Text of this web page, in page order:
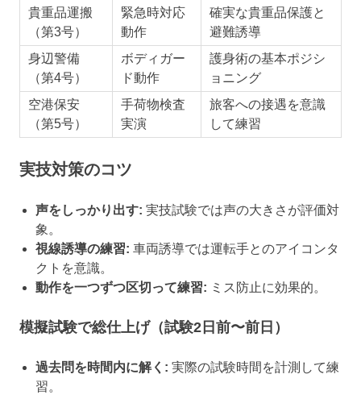
貴重品運搬
（第3号）
緊急時対応
動作
確実な貴重品保護と
避難誘導
身辺警備
（第4号）
ボディガー
ド動作
護身術の基本ポジシ
ョニング
空港保安
（第5号）
手荷物検査
実演
旅客への接遇を意識
して練習
実技対策のコツ
声をしっかり出す: 実技試験では声の大きさが評価対
象。
視線誘導の練習: 車両誘導では運転手とのアイコンタ
クトを意識。
動作を一つずつ区切って練習: ミス防止に効果的。
模擬試験で総仕上げ（試験2日前〜前日）
過去問を時間内に解く: 実際の試験時間を計測して練
習。